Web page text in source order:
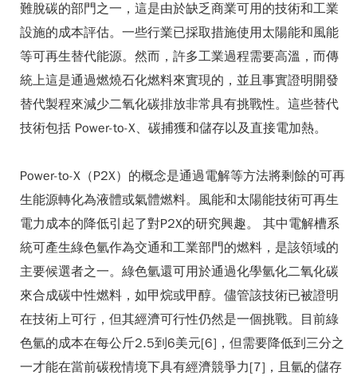
難脫碳的部門之一，這是由於缺乏商業可用的技術和工業
設施的成本評估。一些行業已採取措施使用太陽能和風能
等可再生替代能源。然而，許多工業過程需要高溫，而傳
統上這是通過燃燒石化燃料來實現的，並且事實證明開發
替代製程來減少二氧化碳排放非常具有挑戰性。這些替代
技術包括 Power-to-X、碳捕獲和儲存以及直接電加熱。
Power-to-X（P2X）的概念是通過電解等方法將剩餘的可再
生能源轉化為液體或氣體燃料。風能和太陽能技術可再生
電力成本的降低引起了對P2X的研究興趣。 其中電解槽系
統可產生綠色氫作為交通和工業部門的燃料，是該領域的
主要候選者之一。綠色氫還可用於通過化學氫化二氧化碳
來合成碳中性燃料，如甲烷或甲醇。儘管該技術已被證明
在技術上可行，但其經濟可行性仍然是一個挑戰。目前綠
色氫的成本在每公斤2.5到6美元[6]，但需要降低到三分之
一才能在當前碳稅情境下具有經濟競爭力[7]，且氫的儲存